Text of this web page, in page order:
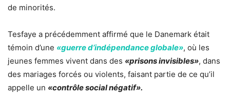
de minorités.
Tesfaye a précédemment affirmé que le Danemark était
témoin d’une «guerre d’indépendance globale», où les
jeunes femmes vivent dans des «prisons invisibles», dans
des mariages forcés ou violents, faisant partie de ce qu’il
appelle un «contrôle social négatif».